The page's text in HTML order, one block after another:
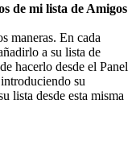
de mi lista de Amigos
maneras. En cada
a su lista de
hacerlo desde el Panel
su
lista desde esta misma